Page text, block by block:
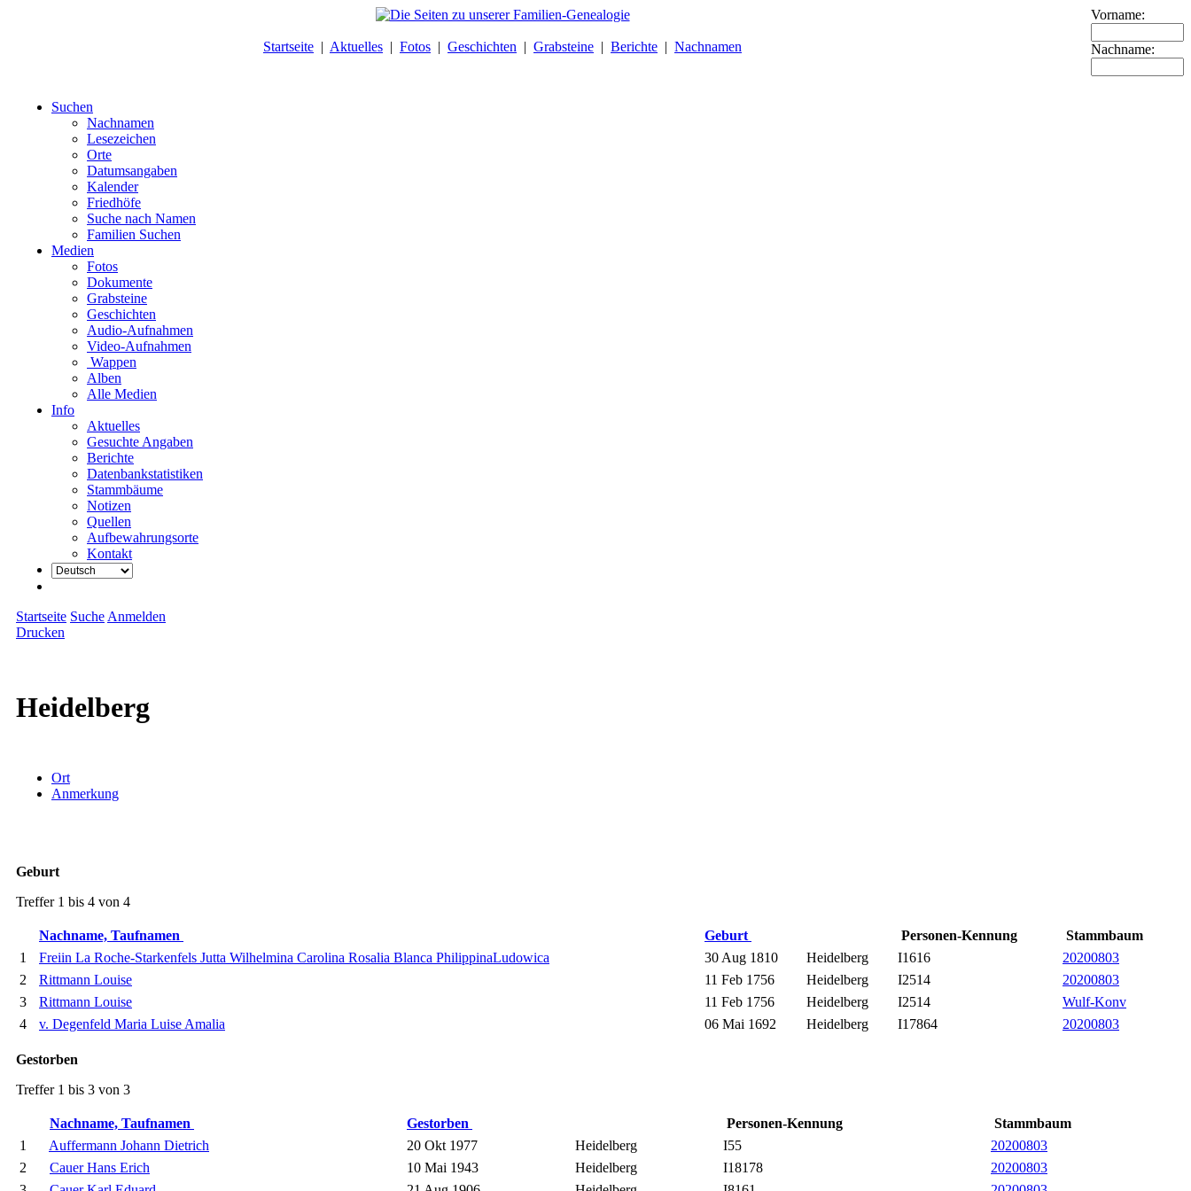
Startseite | Aktuelles | Fotos | Geschichten | Grabsteine | Berichte | Nachnamen
Vorname:
Nachname:
Suchen
Nachnamen
Lesezeichen
Orte
Datumsangaben
Kalender
Friedhöfe
Suche nach Namen
Familien Suchen
Medien
Fotos
Dokumente
Grabsteine
Geschichten
Audio-Aufnahmen
Video-Aufnahmen
Wappen
Alben
Alle Medien
Info
Aktuelles
Gesuchte Angaben
Berichte
Datenbankstatistiken
Stammbäume
Notizen
Quellen
Aufbewahrungsorte
Kontakt
Startseite Suche Anmelden
Drucken
Heidelberg
Ort
Anmerkung
Geburt
Treffer 1 bis 4 von 4
Nachname, Taufnamen Geburt Personen-Kennung
Stammbaum
1
Freiin La Roche-Starkenfels Jutta Wilhelmina Carolina Rosalia Blanca PhilippinaLudowica 30 Aug 1810 Heidelberg I1616
20200803
2
Rittmann Louise 11 Feb 1756 Heidelberg I2514
20200803
3
Rittmann Louise 11 Feb 1756 Heidelberg I2514
Wulf-Konv
4
v. Degenfeld Maria Luise Amalia 06 Mai 1692 Heidelberg I17864 20200803
Gestorben
Treffer 1 bis 3 von 3
Nachname, Taufnamen Gestorben Personen-Kennung
Stammbaum
1
Auffermann Johann Dietrich 20 Okt 1977 Heidelberg I55
20200803
2
Cauer Hans Erich 10 Mai 1943 Heidelberg I18178
20200803